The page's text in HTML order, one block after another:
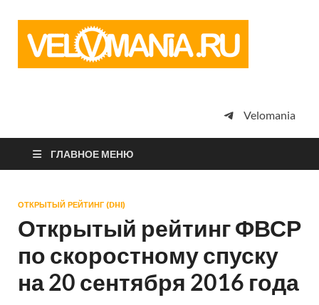
просто
Velomania
ГЛАВНОЕ МЕНЮ
ОТКРЫТЫЙ РЕЙТИНГ (DHI)
Открытый рейтинг ФВСР
по скоростному спуску
на 20 сентября 2016 года